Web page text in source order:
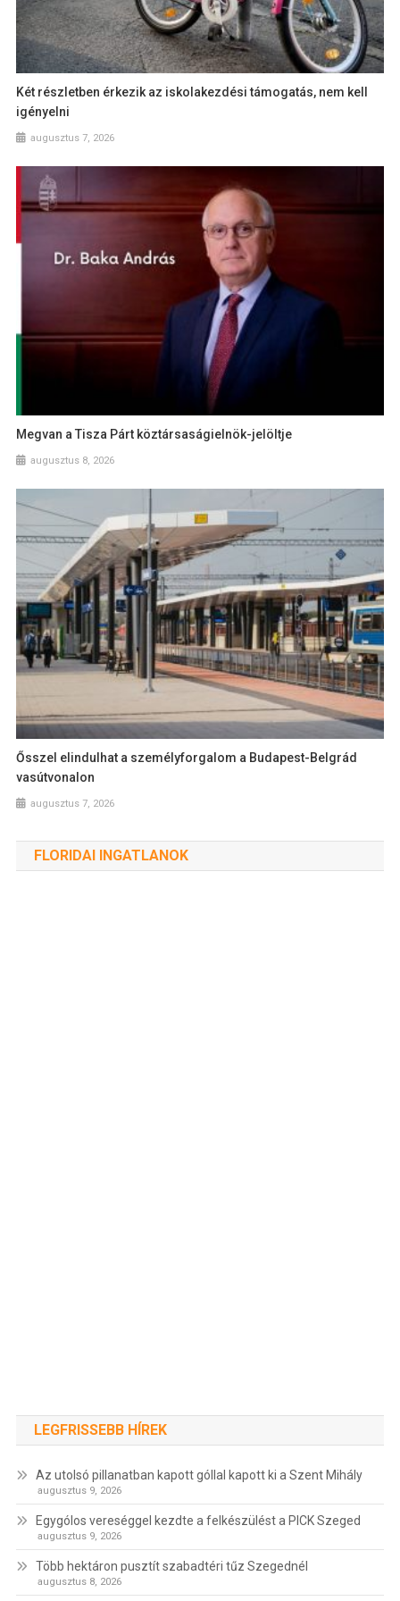
Két részletben érkezik az iskolakezdési támogatás, nem kell
igényelni
augusztus 7, 2026
Megvan a Tisza Párt köztársaságielnök-jelöltje
augusztus 8, 2026
Ősszel elindulhat a személyforgalom a Budapest-Belgrád
vasútvonalon
augusztus 7, 2026
FLORIDAI INGATLANOK
LEGFRISSEBB HÍREK
Az utolsó pillanatban kapott góllal kapott ki a Szent Mihály
augusztus 9, 2026
Egygólos vereséggel kezdte a felkészülést a PICK Szeged
augusztus 9, 2026
Több hektáron pusztít szabadtéri tűz Szegednél
augusztus 8, 2026